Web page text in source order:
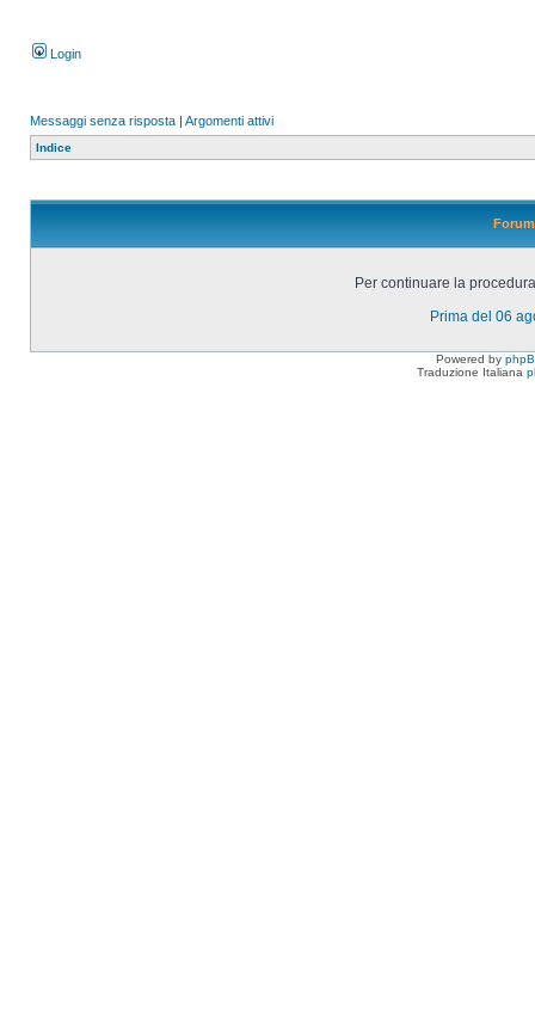
Login
Messaggi senza risposta | Argomenti attivi
Indice
Per continuare la
Prima del 06
Powered by
Traduzione Italiana